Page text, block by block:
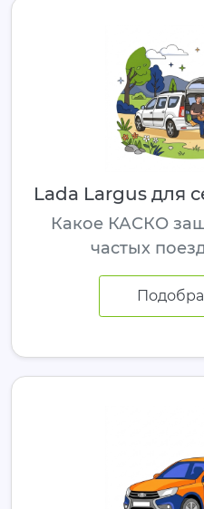
Lada Largus для
Какое КАСКО
частых